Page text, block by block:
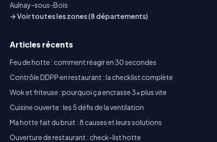
Aulnay-sous-Bois
→ Voir toutes les zones (8 départements)
Articles récents
Feu de hotte : comment réagir en 30 secondes
Contrôle DDPP en restaurant : la checklist complète
Wok et friteuse : pourquoi ça encrasse 3x plus vite
Cuisine ouverte : les 5 défis de la ventilation
Ma hotte fait du bruit : 8 causes et leurs solutions
Ouverture de restaurant : check-list hotte